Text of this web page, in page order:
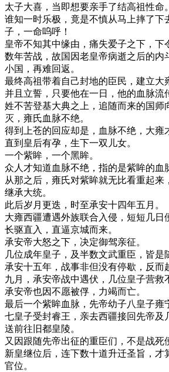
太子大喜，当即想要亲手了结高祖性命。
谁知一时乐极，竟是不慎从马上摔了下
子，一命呜呼！
皇帝不知其中缘由，痛失爱子之下，下
数年苦战，故国因老皇帝病逝之后的内
小国，再难回返。
最终高祖带着自己封地的臣民，建立大
并且立誓，只要他在一日，他的血脉流
姓不苦登基大典之上，追随而来的国师
灭，雍氏血脉不绝。
得到上苍的回应却是，血脉不绝，大雍
直到皇后有孕，生下一双儿女。
一个紫眸，一个黑眸。
众人才知道血脉不绝，指的是紫眸的血
从那之后，雍氏对紫眸就无比看重起来
继承大统。
此后岁月更迭，时至承安十四年五月。
大雍西疆遭遇外族联合入侵，短短几日
长驱直入，直逼京城而来。
承安帝大怒之下，决定御驾亲征。
几位成年皇子，及半数文武重臣，皆是
承安十五年，战事非但没有停歇，反而
九月，承安帝战中遇伏，几位皇子营救
承安帝也因不愿被俘，力竭而亡。
最后一个紫眸血脉，先帝幼子八皇子雍
七皇子受封睿王，亲去西疆接回先帝及
送前往旧都皇陵。
又因跟随先帝出征的重臣们，不是战死
新皇继位后，连下数十道升迁圣旨，才
官位。